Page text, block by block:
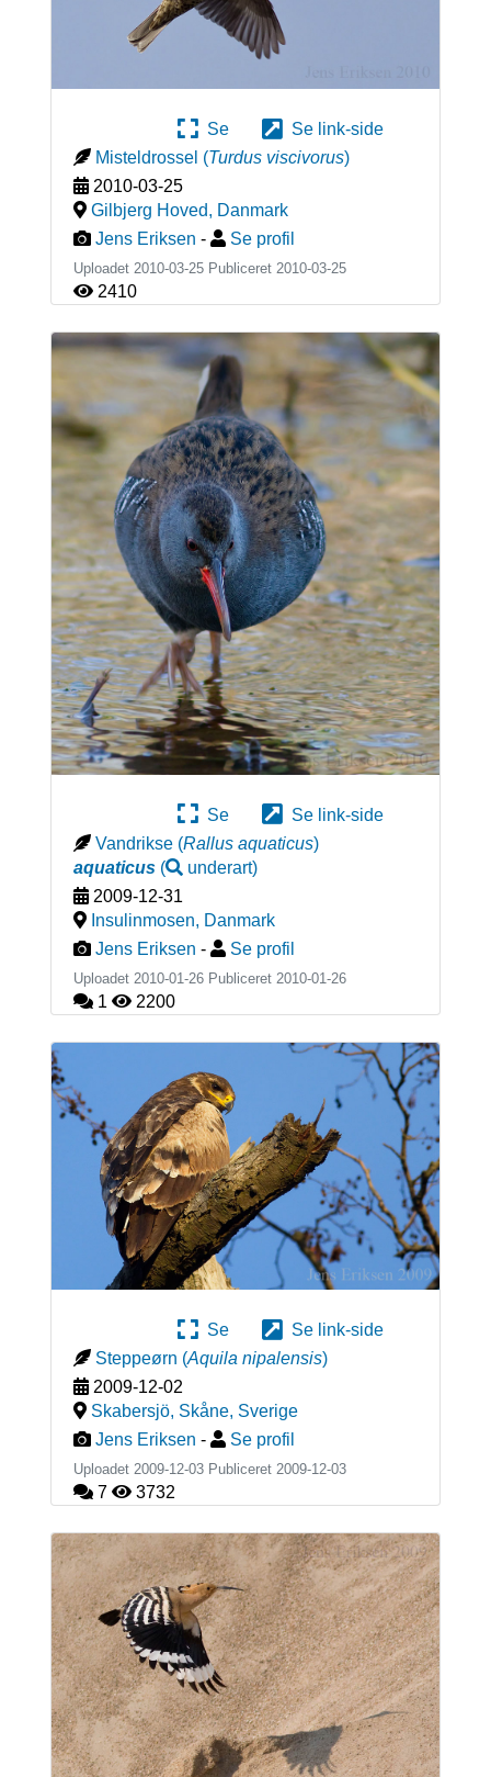
Se
Se link-side
Misteldrossel (Turdus viscivorus)
2010-03-25
Gilbjerg Hoved, Danmark
Jens Eriksen - Se profil
Uploadet 2010-03-25 Publiceret 2010-03-25
2410
Se
Se link-side
Vandrikse (Rallus aquaticus)
aquaticus( underart)
2009-12-31
Insulinmosen, Danmark
Jens Eriksen - Se profil
Uploadet 2010-01-26 Publiceret 2010-01-26
1 2200
Se
Se link-side
Steppeørn (Aquila nipalensis)
2009-12-02
Skabersjö, Skåne, Sverige
Jens Eriksen - Se profil
Uploadet 2009-12-03 Publiceret 2009-12-03
7 3732